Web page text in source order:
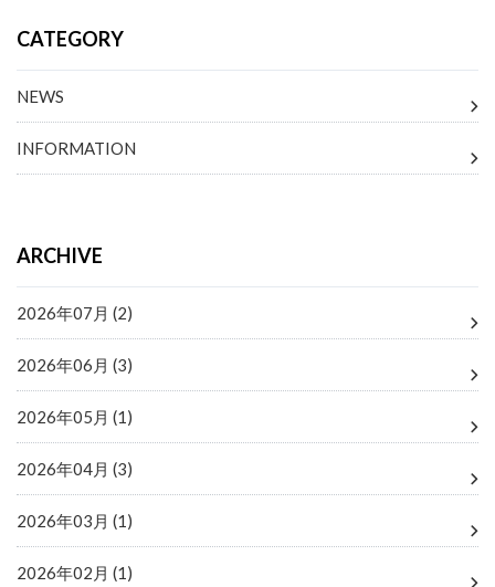
CATEGORY
NEWS
INFORMATION
ARCHIVE
2026年07月 (2)
2026年06月 (3)
2026年05月 (1)
2026年04月 (3)
2026年03月 (1)
2026年02月 (1)